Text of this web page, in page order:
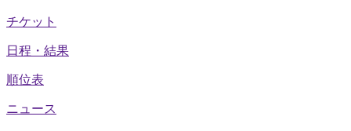
チケット
日程・結果
順位表
ニュース